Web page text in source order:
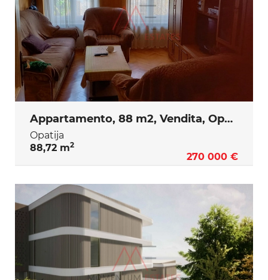
Appartamento, 88 m2, Vendita, Opatija
Opatija
88,72 m2
270 000 €